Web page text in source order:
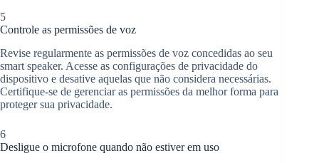
5
Controle as permissões de voz
Revise regularmente as permissões de voz concedidas ao seu
smart speaker. Acesse as configurações de privacidade do
dispositivo e desative aquelas que não considera necessárias.
Certifique-se de gerenciar as permissões da melhor forma para
proteger sua privacidade.
6
Desligue o microfone quando não estiver em uso